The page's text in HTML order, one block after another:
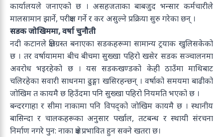
कार्यालयले जनाएको छ । असहजताका बाबजुद भन्सार कर्मचारीले
मालसामान झार्ने, परीक्षण गर्ने र कर असुल्ने प्रक्रिया सुरु गरेका छन् ।
सडक जोखिममा,वर्षा चुनौती
नदी कटानले क्षतिग्रस्त बनाएका सडकहरूमा सामान्य ट्रयाक खुलिसकेको
छ । तर वर्षायाममा बीच बीचमा सुख्खा पहिरो खसेर सडक सञ्चालनमा
अवरोध भइरहेको छ । यस सडकखण्डको केही ठाउँमा माथिबाट
चलिरहेका सवारी साधनमा ढुङ्गा खसिरहन्छन् । वर्षाको समयमा बाढीको
जोखिम त कायमै छ हिउँदमा पनि सुख्खा पहिरो नियमति भएको छ ।
बन्दरगाहा र सीमा नाकामा पनि विपद्को जोखिम कायमै छ । स्थानीय
बासिन्दा र चालकहरूका अनुसार पर्खाल, तटबन्ध र स्थायी संरचना
निर्माण नगरे पुन: नाका क्षेत्र प्रभावित हुन सक्ने खतरा छ।